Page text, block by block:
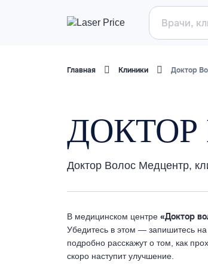
Главная Клиники Доктор
Доктор Волос Медцентр,
В медицинском центре «Доктор
Убедитесь в этом — запишитесь на
подробно расскажут о том, как
скоро наступит улучшение.